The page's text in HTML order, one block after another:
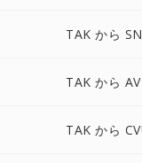
TAK から
TAK から
TAK から